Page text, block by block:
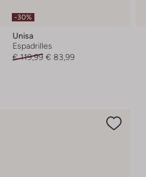
-30%
Unisa
Espadrilles
€ 119,99 € 83,99